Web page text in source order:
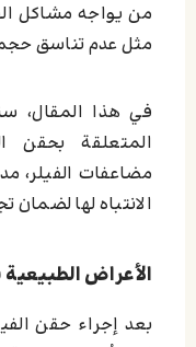
من يواجه مشاكل
مثل عدم تناسق حجم
في هذا المقال،
المتعلقة بحقن
مضاعفات الفيلر،
الانتباه لها
الأعراض
بعد إجراء حقن